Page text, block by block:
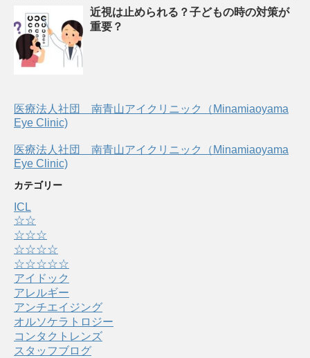
近視は止められる？子どもの時の対策が
重要？
医療法人社団 南青山アイクリニック（Minamiaoyama
Eye Clinic)
医療法人社団 南青山アイクリニック（Minamiaoyama
Eye Clinic)
カテゴリー
ICL
☆☆
☆☆☆
☆☆☆☆
☆☆☆☆☆
アイドック
アレルギー
アンチエイジング
オルソケラトロジー
コンタクトレンズ
スタッフブログ